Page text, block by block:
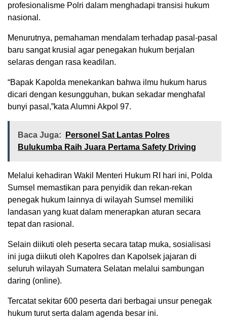
profesionalisme Polri dalam menghadapi transisi hukum
nasional.
Menurutnya, pemahaman mendalam terhadap pasal-pasal
baru sangat krusial agar penegakan hukum berjalan
selaras dengan rasa keadilan.
“Bapak Kapolda menekankan bahwa ilmu hukum harus
dicari dengan kesungguhan, bukan sekadar menghafal
bunyi pasal,”kata Alumni Akpol 97.
Baca Juga:
Personel Sat Lantas Polres
Bulukumba Raih Juara Pertama Safety Driving
Melalui kehadiran Wakil Menteri Hukum RI hari ini, Polda
Sumsel memastikan para penyidik dan rekan-rekan
penegak hukum lainnya di wilayah Sumsel memiliki
landasan yang kuat dalam menerapkan aturan secara
tepat dan rasional.
Selain diikuti oleh peserta secara tatap muka, sosialisasi
ini juga diikuti oleh Kapolres dan Kapolsek jajaran di
seluruh wilayah Sumatera Selatan melalui sambungan
daring (online).
Tercatat sekitar 600 peserta dari berbagai unsur penegak
hukum turut serta dalam agenda besar ini.